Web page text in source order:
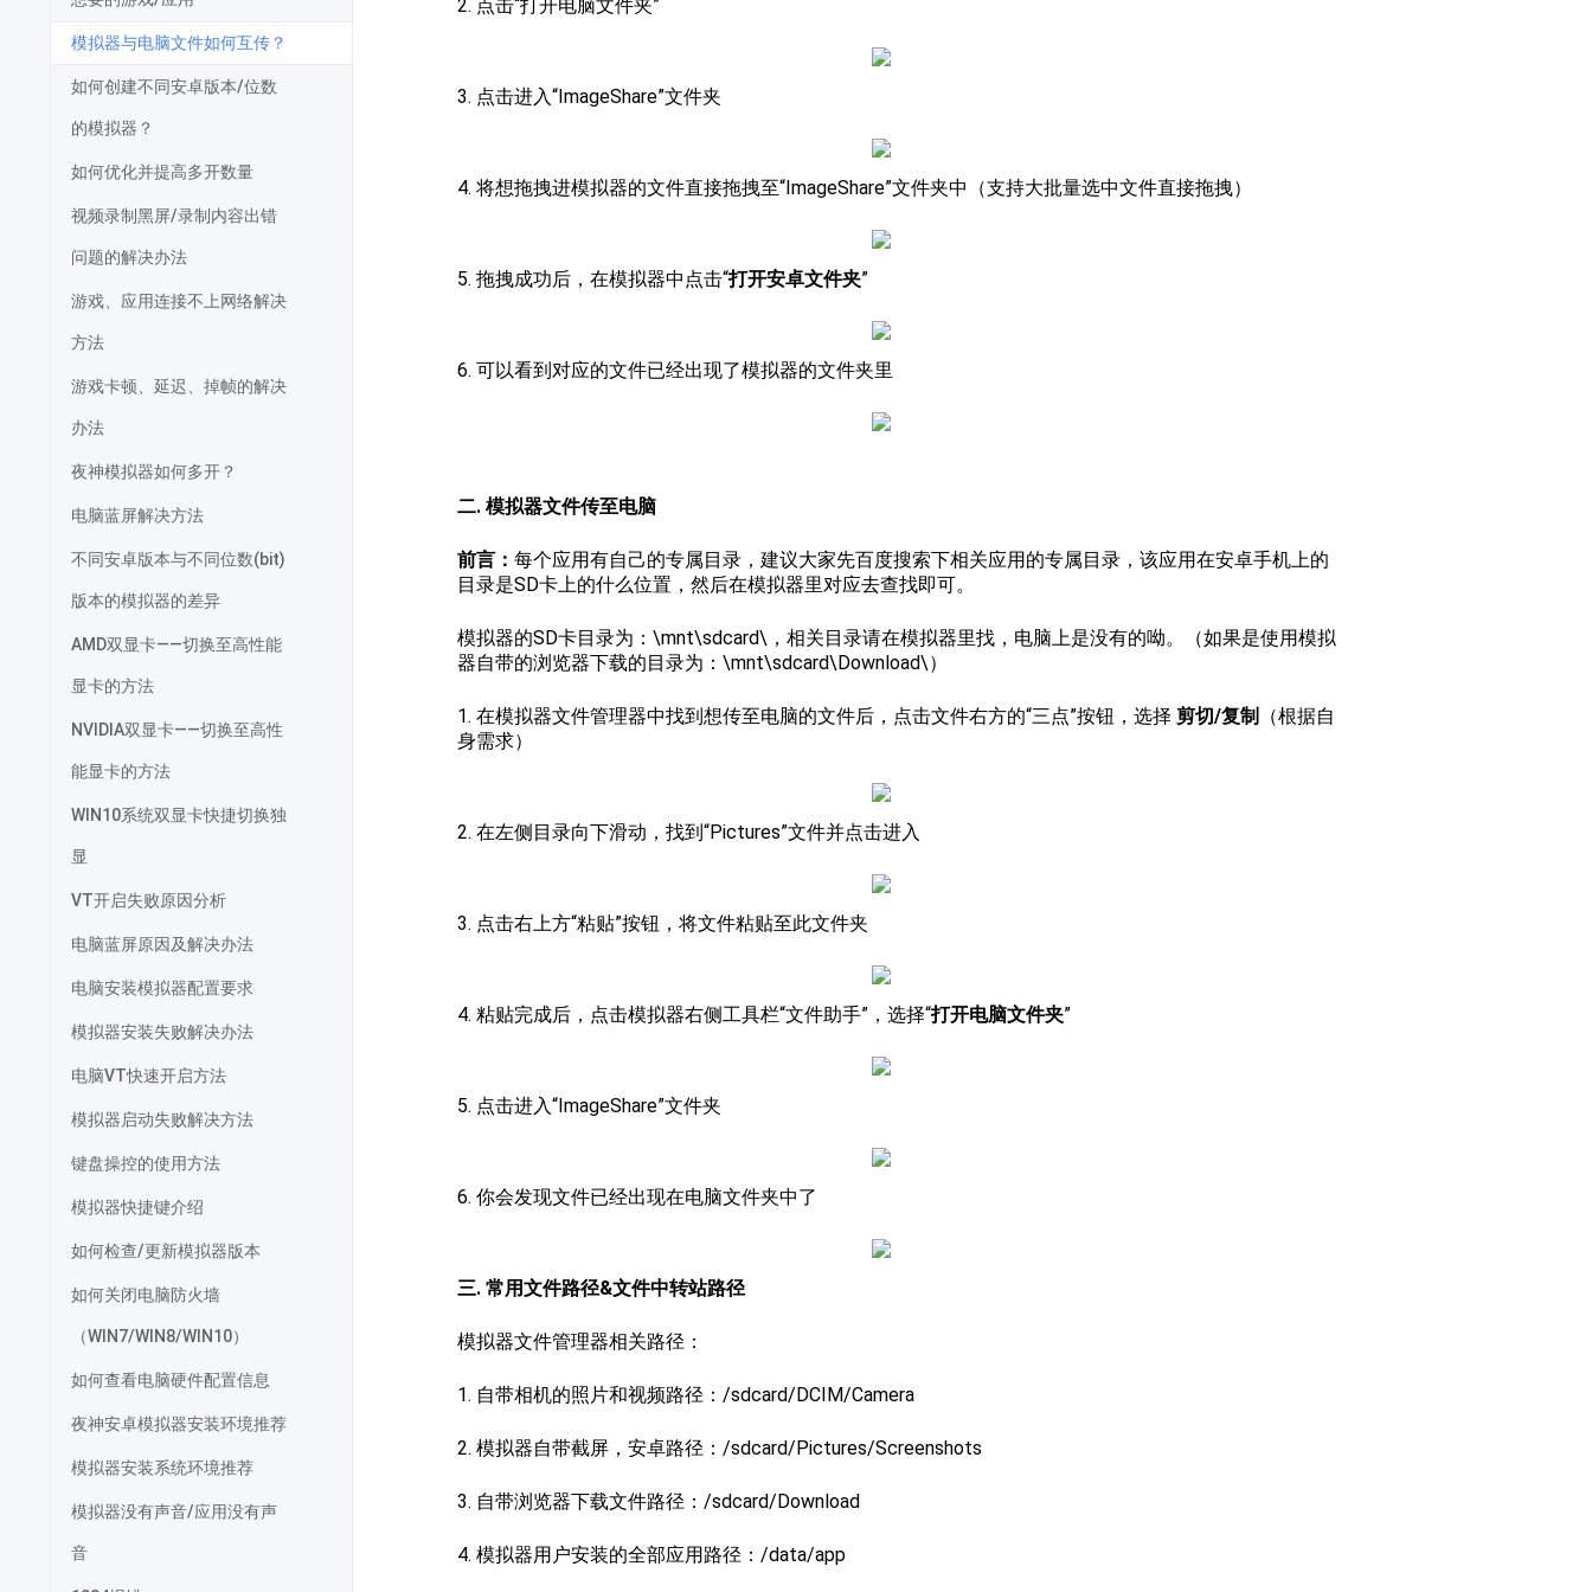
模拟器与电脑文件如何互传？
如何创建不同安卓版本/位数
的模拟器？
如何优化并提高多开数量
视频录制黑屏/录制内容出错
问题的解决办法
游戏、应用连接不上网络解决
方法
游戏卡顿、延迟、掉帧的解决
办法
夜神模拟器如何多开？
电脑蓝屏解决方法
不同安卓版本与不同位数(bit)
版本的模拟器的差异
AMD双显卡——切换至高性能
显卡的方法
NVIDIA双显卡——切换至高性
能显卡的方法
WIN10系统双显卡快捷切换独
显
VT开启失败原因分析
电脑蓝屏原因及解决办法
电脑安装模拟器配置要求
模拟器安装失败解决办法
电脑VT快速开启方法
模拟器启动失败解决方法
键盘操控的使用方法
模拟器快捷键介绍
如何检查/更新模拟器版本
如何关闭电脑防火墙
（WIN7/WIN8/WIN10）
如何查看电脑硬件配置信息
夜神安卓模拟器安装环境推荐
模拟器安装系统环境推荐
模拟器没有声音/应用没有声
音
2. 点击“打开电脑文件夹”
3. 点击进入“ImageShare”文件夹
4. 将想拖拽进模拟器的文件直接拖拽至“ImageShare”文件夹中（支持大批量选中文件直接拖拽）
5. 拖拽成功后，在模拟器中点击“打开安卓文件夹”
6. 可以看到对应的文件已经出现了模拟器的文件夹里
二. 模拟器文件传至电脑
前言： 每个应用有自己的专属目录，建议大家先百度搜索下相关应用的专属目录，该应用在安卓手机上的
目录是SD卡上的什么位置，然后在模拟器里对应去查找即可。
模拟器的SD卡目录为：\mnt\sdcard\，相关目录请在模拟器里找，电脑上是没有的呦。（如果是使用模拟
器自带的浏览器下载的目录为：\mnt\sdcard\Download\）
1. 在模拟器文件管理器中找到想传至电脑的文件后，点击文件右方的“三点”按钮，选择 剪切/复制
（根据自
身需求）
2. 在左侧目录向下滑动，找到“Pictures”文件并点击进入
3. 点击右上方“粘贴”按钮，将文件粘贴至此文件夹
4. 粘贴完成后，点击模拟器右侧工具栏“文件助手”，选择“打开电脑文件夹”
5. 点击进入“ImageShare”文件夹
6. 你会发现文件已经出现在电脑文件夹中了
三. 常用文件路径&文件中转站路径
模拟器文件管理器相关路径：
1. 自带相机的照片和视频路径：/sdcard/DCIM/Camera
2. 模拟器自带截屏，安卓路径：/sdcard/Pictures/Screenshots
3. 自带浏览器下载文件路径：/sdcard/Download
4. 模拟器用户安装的全部应用路径：/data/app